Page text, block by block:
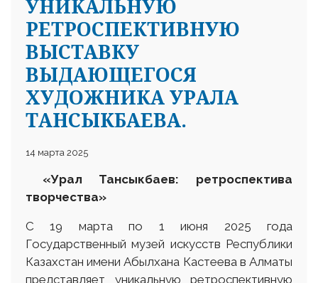
УНИКАЛЬНУЮ
РЕТРОСПЕКТИВНУЮ
ВЫСТАВКУ
ВЫДАЮЩЕГОСЯ
ХУДОЖНИКА УРАЛА
ТАНСЫКБАЕВА.
14 марта 2025
«Урал Тансыкбаев: ретроспектива
творчества»
С 19 марта по 1 июня 2025 года
Государственный музей искусств Республики
Казахстан имени Абылхана Кастеева в Алматы
представляет уникальную ретроспективную